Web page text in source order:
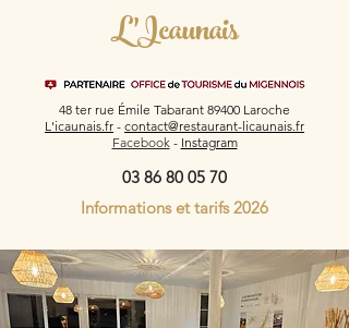
L'Icaunais
48 ter rue Émile Tabarant 89400 Laroche
L'icaunais.fr - contact@restaurant-licaunais.fr
Facebook- Instagram
03 86 80 05 70
Informations et tarifs 2026